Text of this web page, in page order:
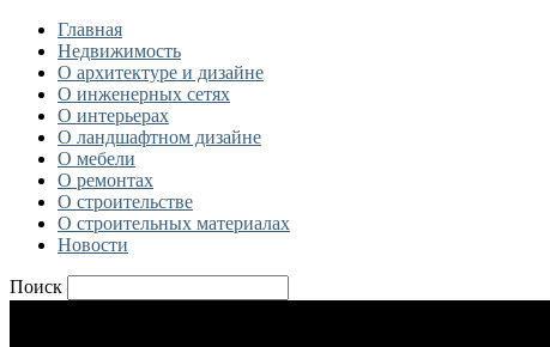
Главная
Недвижимость
О архитектуре и дизайне
О инженерных сетях
О интерьерах
О ландшафтном дизайне
О мебели
О ремонтах
О строительстве
О строительных материалах
Новости
Поиск